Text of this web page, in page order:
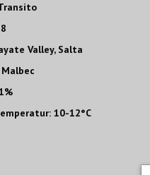
Valley, Salta
10-12°C